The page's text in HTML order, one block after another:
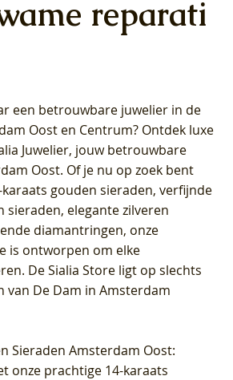
reparati
een betrouwbare juwelier in de
Oost en Centrum? Ontdek luxe
Juwelier, jouw betrouwbare
Oost. Of je nu op zoek bent
gouden sieraden, verfijnde
sieraden, elegante zilveren
diamantringen, onze
is ontworpen om elke
De Sialia Store ligt op slechts
van De Dam in Amsterdam
Sieraden Amsterdam Oost:
onze prachtige 14-karaats